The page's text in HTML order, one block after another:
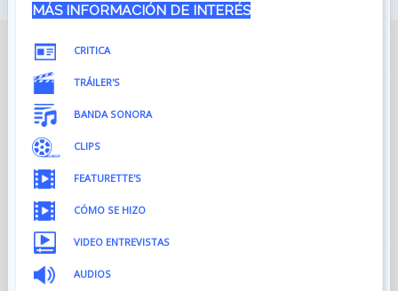
MÁS INFORMACIÓN DE INTERÉS
CRITICA
TRÁILER'S
BANDA SONORA
CLIPS
FEATURETTE'S
CÓMO SE HIZO
VIDEO ENTREVISTAS
AUDIOS